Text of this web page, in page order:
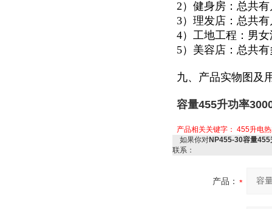
2）健身房：总共
3）理发店：总共
4）工地工程：男
5）美容店：总共
九、产品实物图及
容量455升功率
产品相关关键字： 455升电
如果你对NP455-30容量
联系：
产品：